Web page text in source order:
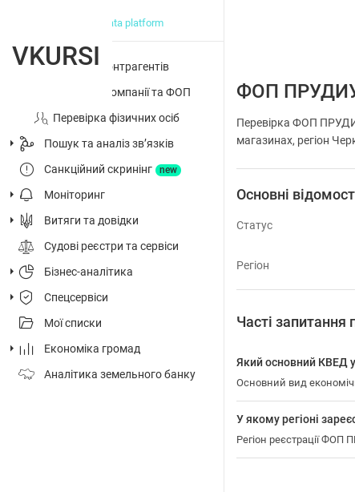
big data platform
Перевірка контрагентів
Досьє на компанії та ФОП
Перевірка фізичних осіб
Пошук та аналіз звʼязків
Санкційний скринінг
new
Моніторинг
Витяги та довідки
Судові реєстри та сервіси
Бізнес-аналітика
Спецсервіси
Мої списки
Економіка громад
Аналітика земельного банку
ФОП
Перевірка ФОП
магазинах, регіон
Основні
Статус
Регіон
Часті
Який основний
Основний вид
У якому регіоні
Регіон реєстрації
VKURSI